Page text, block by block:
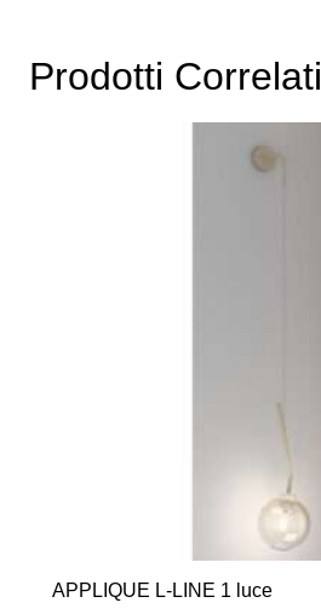
Prodotti Correlati
APPLIQUE L-LINE 1 luce